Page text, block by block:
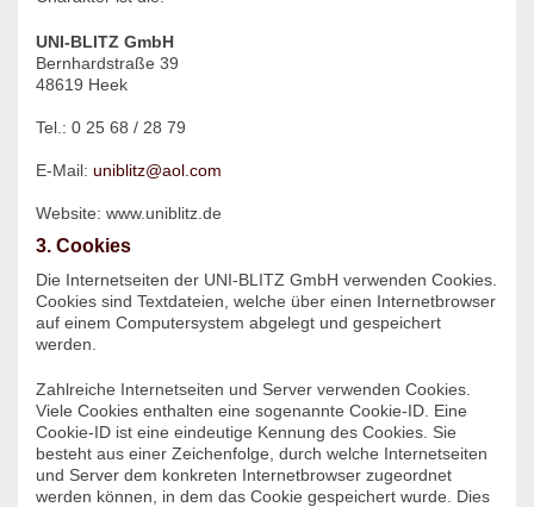
UNI-BLITZ GmbH
Bernhardstraße 39
48619 Heek
Tel.: 0 25 68 / 28 79
E-Mail: uniblitz@aol.com
Website: www.uniblitz.de
3. Cookies
Die Internetseiten der UNI-BLITZ GmbH verwenden Cookies.
Cookies sind Textdateien, welche über einen Internetbrowser
auf einem Computersystem abgelegt und gespeichert
werden.
Zahlreiche Internetseiten und Server verwenden Cookies.
Viele Cookies enthalten eine sogenannte Cookie-ID. Eine
Cookie-ID ist eine eindeutige Kennung des Cookies. Sie
besteht aus einer Zeichenfolge, durch welche Internetseiten
und Server dem konkreten Internetbrowser zugeordnet
werden können, in dem das Cookie gespeichert wurde. Dies